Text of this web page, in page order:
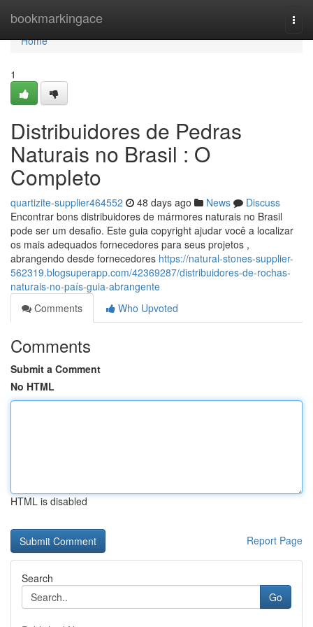
bookmarkingace
Home
Home
1
Distribuidores de Pedras
Naturais no Brasil : O
Completo
quartizite-supplier464552 48 days ago News
Discuss
Encontrar bons distribuidores de mármores naturais no Brasil
pode ser um desafio. Este guia copyright ajudar você a localizar
os mais adequados fornecedores para seus projetos ,
abrangendo desde fornecedores https://natural-stones-supplier-
562319.blogsuperapp.com/42369287/distribuidores-de-rochas-
naturais-no-país-guia-abrangente
Comments
Who Upvoted
Comments
Submit a Comment
No HTML
HTML is disabled
Report Page
Search
Go